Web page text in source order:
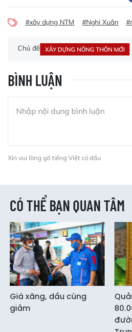
#xây dựng NTM #Nghi Xuân
Chủ đề XÂY DỰNG NÔNG THÔN MỚI
BÌNH LUẬN
Xin vui lòng gõ tiếng Việt có dấu
CÓ THỂ BẠN QUAN TÂM
Giá xăng, dầu cùng
giảm